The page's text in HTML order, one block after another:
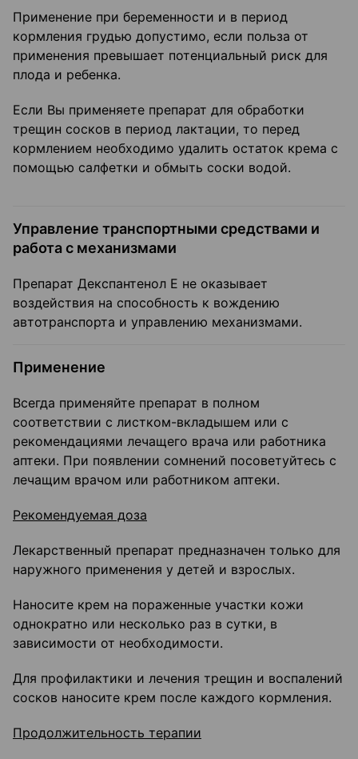
Применение при беременности и в период
кормления грудью допустимо, если польза от
применения превышает потенциальный риск для
плода и ребенка.
Если Вы применяете препарат для обработки
трещин сосков в период лактации, то перед
кормлением необходимо удалить остаток крема с
помощью салфетки и обмыть соски водой.
Управление транспортными средствами и
работа с механизмами
Препарат Декспантенол Е не оказывает
воздействия на способность к вождению
автотранспорта и управлению механизмами.
Применение
Всегда применяйте препарат в полном
соответствии с листком-вкладышем или с
рекомендациями лечащего врача или работника
аптеки. При появлении сомнений посоветуйтесь с
лечащим врачом или работником аптеки.
Рекомендуемая доза
Лекарственный препарат предназначен только для
наружного применения у детей и взрослых.
Наносите крем на пораженные участки кожи
однократно или несколько раз в сутки, в
зависимости от необходимости.
Для профилактики и лечения трещин и воспалений
сосков наносите крем после каждого кормления.
Продолжительность терапии